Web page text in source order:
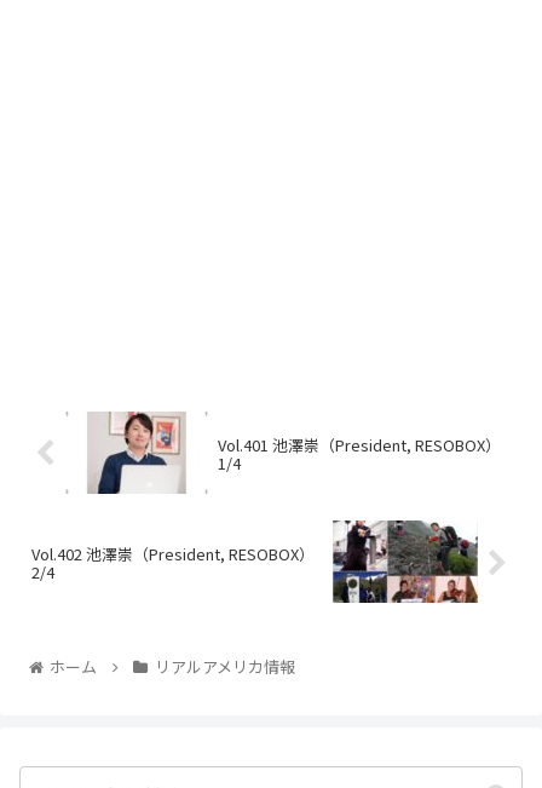
Vol.401 池澤崇（President, RESOBOX）
1/4
Vol.402 池澤崇（President, RESOBOX）
2/4
ホーム リアルアメリカ情報